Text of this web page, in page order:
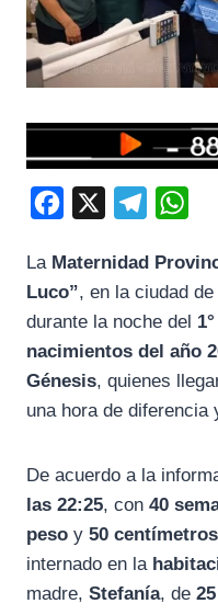
c
e
b
o
l
e
g
a
a
s
p
La Maternidad
Luco”, en la ciudad de
durante la noche del
nacimientos del año
Génesis, quienes
una hora de diferencia
De acuerdo a la
las 22:25, con 40
peso y 50
internado en la
madre, Stefanía, de